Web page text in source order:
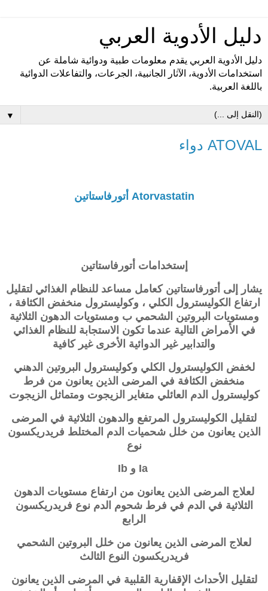
دليل الأدوية العربي
دليل الأدوية العربي يقدم معلومات طبية ودوائية شاملة عن
استخدامات الأدوية، الآثار الجانبية، الجرعات، والتفاعلات الدوائية
باللغة العربية.
▼
ATOVAL دواء
Atorvastatin أتورفاستاتين
إستخدامات أتورفاستاتين
يشار إلى أتورفاستاتين كعامل مساعد للنظام الغذائي لتقليل
ارتفاع الكوليسترول الكلي ، وكوليسترول منخفض الكثافة ،
ومستويات البروتين الشحمي ب ومستويات الدهون الثلاثية
في الأمراض التالية عندما تكون الاستجابة للنظام الغذائي
والتدابير غير الدوائية الأخرى غير كافية
لخفض الكوليسترول الكلي وكوليسترول البروتين الدهني
منخفض الكثافة في المرضى الذين يعانون من فرط
كوليسترول الدم العائلي متغاير الزيجوت ومتماثل الزيجوت
لتقليل الكوليسترول المرتفع والدهون الثلاثية في المرضى
الذين يعانون من خلل شحميات الدم المختلط فريدريكسون
نوع
Ia و Ib
لعلاج المرضى الذين يعانون من ارتفاع مستويات الدهون
الثلاثية في الدم في فرط شحوم الدم نوع فريدريكسون
الرابع
لعلاج المرضى الذين يعانون من خلل البروتين الشحمي
فريدريكسون النوع الثالث
لتقليل الأحداث الإقفارية القلبية في المرضى الذين يعانون